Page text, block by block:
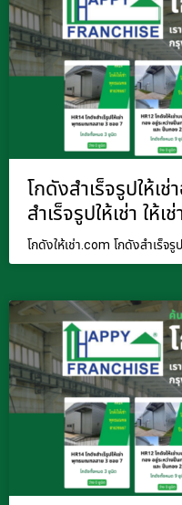
โกดังสำเร็จรูปให้เ
สำเร็จรูปให้เช่า ให้
โกดังให้เช่า.com โกดังสำเร็จรู